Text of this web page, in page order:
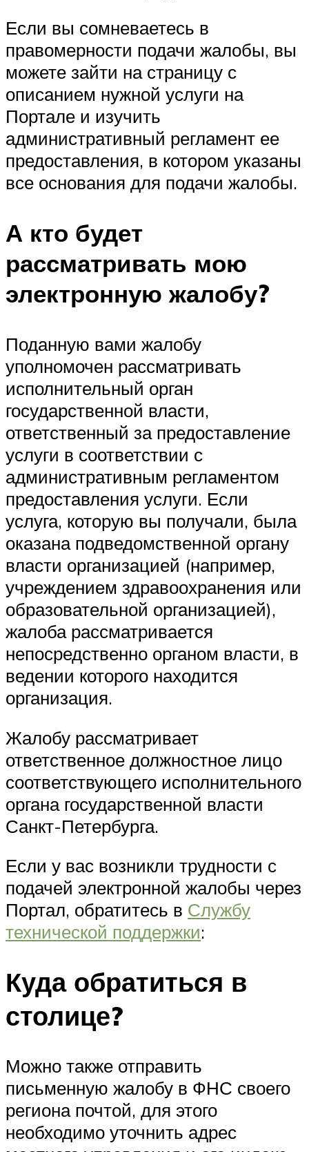
Если вы сомневаетесь в
правомерности подачи жалобы, вы
можете зайти на страницу с
описанием нужной услуги на
Портале и изучить
административный регламент ее
предоставления, в котором указаны
все основания для подачи жалобы.
А кто будет
рассматривать мою
электронную жалобу?
Поданную вами жалобу
уполномочен рассматривать
исполнительный орган
государственной власти,
ответственный за предоставление
услуги в соответствии с
административным регламентом
предоставления услуги. Если
услуга, которую вы получали, была
оказана подведомственной органу
власти организацией (например,
учреждением здравоохранения или
образовательной организацией),
жалоба рассматривается
непосредственно органом власти, в
ведении которого находится
организация.
Жалобу рассматривает
ответственное должностное лицо
соответствующего исполнительного
органа государственной власти
Санкт-Петербурга.
Если у вас возникли трудности с
подачей электронной жалобы через
Портал, обратитесь в Службу
технической поддержки:
Куда обратиться в
столице?
Можно также отправить
письменную жалобу в ФНС своего
региона почтой, для этого
необходимо уточнить адрес